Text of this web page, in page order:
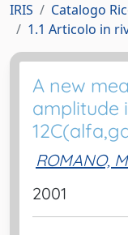
IRIS Catalogo
1.1 Articolo in
A new
amplitude
ROMANO,
2001